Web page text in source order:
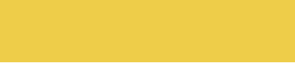
Suscríbase a nuestro boletín